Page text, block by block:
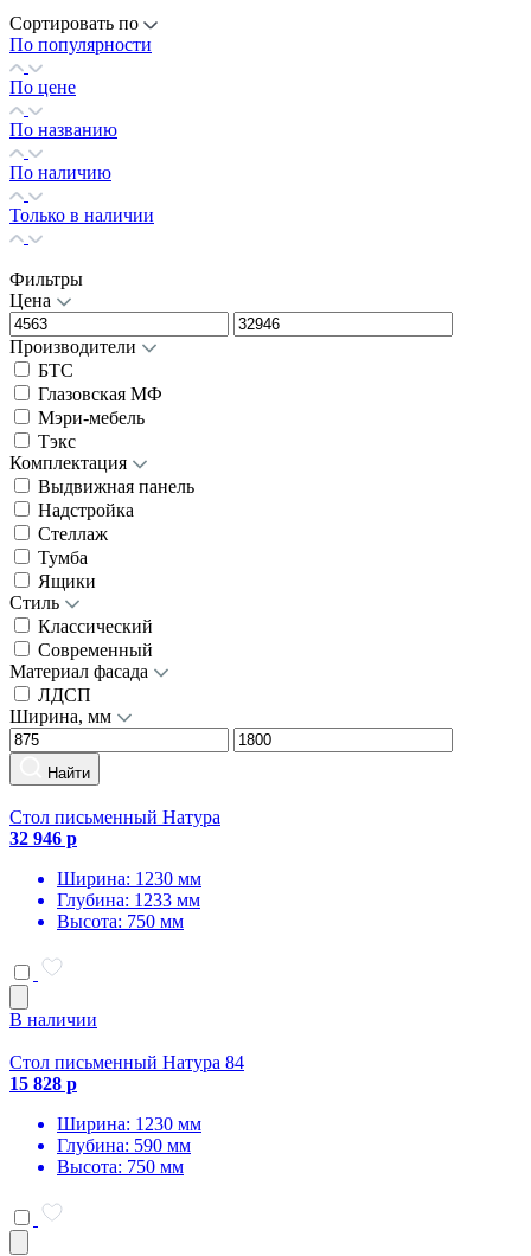
Сортировать по
По популярности
По цене
По названию
По наличию
Только в наличии
Фильтры
Цена
Производители
БТС
Глазовская МФ
Мэри-мебель
Тэкс
Комплектация
Выдвижная панель
Надстройка
Стеллаж
Тумба
Ящики
Стиль
Классический
Современный
Материал фасада
ЛДСП
Ширина, мм
Найти
Стол письменный Натура
32 946 р
Ширина: 1230 мм
Глубина: 1233 мм
Высота: 750 мм
В наличии
Стол письменный Натура 84
15 828 р
Ширина: 1230 мм
Глубина: 590 мм
Высота: 750 мм